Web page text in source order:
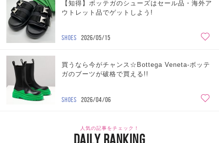
【知得】ボッテガのシューズはセール品・海外ア
ウトレット品でゲットしよう!
SHOES 2026/05/15
買うなら今がチャンス☆Bottega Veneta-ボッテ
ガのブーツが破格で買える!!
SHOES 2026/04/06
人気の記事をチェック！
DAILY RANKING